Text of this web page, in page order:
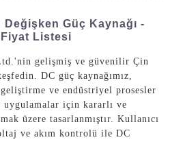
Güç Kaynağı -
Listesi
gelişmiş ve güvenilir Çin
DC güç kaynağımız,
ve endüstriyel prosesler
için kararlı ve
üzere tasarlanmıştır. Kullanıcı
ve akım kontrolü ile DC